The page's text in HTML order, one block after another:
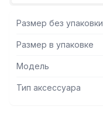
Размер без упаковки
Размер в упаковке
Модель
Тип аксессуара